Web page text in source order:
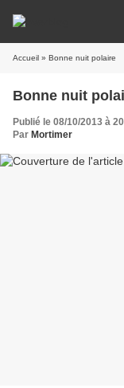
Accueil » Bonne nuit polaire
Bonne nuit
Publié le 08/10/2013 à
Par Mortimer